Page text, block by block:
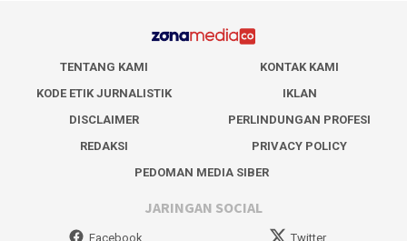
TENTANG KAMI
KONTAK KAMI
KODE ETIK JURNALISTIK
IKLAN
DISCLAIMER
PERLINDUNGAN PROFESI
REDAKSI
PRIVACY POLICY
PEDOMAN MEDIA SIBER
JARINGAN SOCIAL
Facebook Twitter